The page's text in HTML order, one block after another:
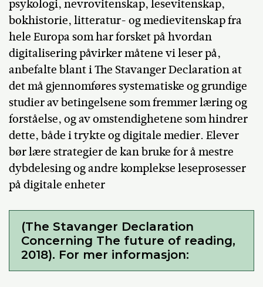
psykologi, nevrovitenskap, lesevitenskap,
bokhistorie, litteratur- og medievitenskap fra
hele Europa som har forsket på hvordan
digitalisering påvirker måtene vi leser på,
anbefalte blant i The Stavanger Declaration at
det må gjennomføres systematiske og grundige
studier av betingelsene som fremmer læring og
forståelse, og av omstendighetene som hindrer
dette, både i trykte og digitale medier. Elever
bør lære strategier de kan bruke for å mestre
dybdelesing og andre komplekse leseprosesser
på digitale enheter
(The Stavanger Declaration
Concerning The future of reading,
2018). For mer informasjon: